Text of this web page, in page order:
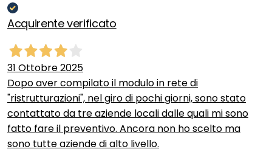
Acquirente verificato
31 Ottobre 2025
Dopo aver compilato il modulo in rete di
"ristrutturazioni", nel giro di pochi giorni, sono stato
contattato da tre aziende locali dalle quali mi sono
fatto fare il preventivo. Ancora non ho scelto ma
sono tutte aziende di alto livello.